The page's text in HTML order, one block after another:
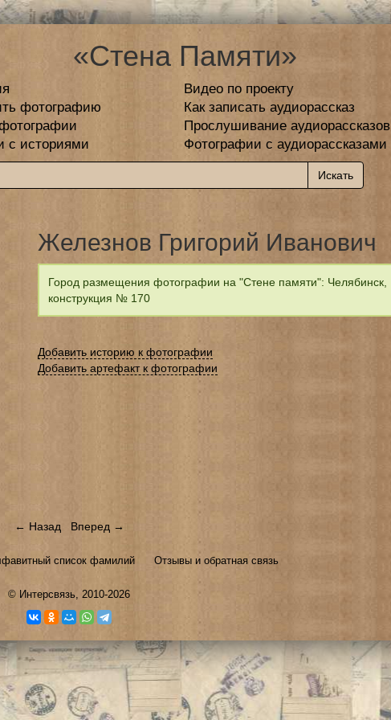
«Стена Памяти»
Видео по проекту
фотографию
Как записать аудиорассказ
Прослушивание аудиорассказов
с историями
Фотографии с аудиорассказами
Железнов Григорий Иванович
Город размещения фотографии на "Стене памяти": Челябинск,
конструкция № 170
Добавить историю к фотографии
Добавить артефакт к фотографии
← Назад Вперед →
список фамилий Отзывы и обратная связь
© Интерсвязь, 2010-2026